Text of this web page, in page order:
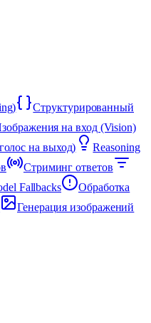
Структурированный
на вход (Vision)
на выход)
Reasoning
Стриминг ответов
Fallbacks
Обработка
Генерация изображений